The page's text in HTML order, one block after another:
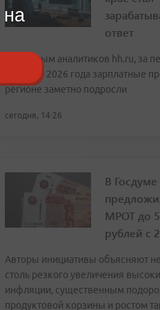
ответ
По данным аналитиков hh.ru, за
месяцев 2026 года зарплатные
регионе заметно подросли
сегодня, 14:26
В Госдуме
МРОТ до
рублей с
Авторы инициативы объясняют
столь резкого увеличения
инфляции, существенным
продуктовой корзины и ростом